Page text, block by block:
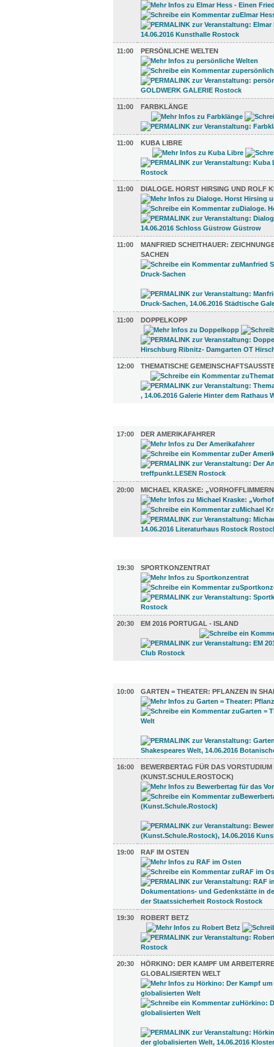
11:00 PERSÖNLICHE WELTEN
11:00 FARBKLÄNGE
11:00 KUBA LIBRE
11:00 DIALOGE. HORST HIRSING UND ROLF
11:00
MANFRIED SCHEITHAUER:
SACHEN
11:00 DOPPELKOPP
12:00 THEMATISCHE
17:00
DER AMERIKAFAHRER
20:00 MICHAEL KRASKE:
19:30
SPORTKONZENTRAT
20:30 EM 2016 PORTUGAL - ISLAND
10:00
GARTEN = THEATER: PFLANZEN IN
16:00
BEWERBERTAG FÜR DAS VORSTUDIUM
(KUNST.SCHULE.ROSTOCK)
19:00 RAF IM OSTEN
19:30 ROBERT BETZ
20:30
HÖRKINO: DER KAMPF UM
GLOBALISIERTEN WELT